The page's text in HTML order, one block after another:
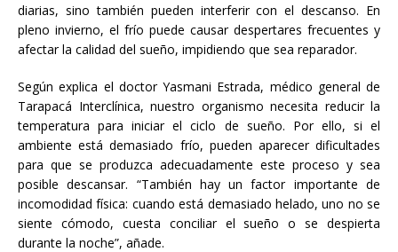
diarias, sino también pueden interferir con el descanso. En
pleno invierno, el frío puede causar despertares frecuentes y
afectar la calidad del sueño, impidiendo que sea reparador.
Según explica el doctor Yasmani Estrada, médico general de
Tarapacá Interclínica, nuestro organismo necesita reducir la
temperatura para iniciar el ciclo de sueño. Por ello, si el
ambiente está demasiado frío, pueden aparecer dificultades
para que se produzca adecuadamente este proceso y sea
posible descansar. “También hay un factor importante de
incomodidad física: cuando está demasiado helado, uno no se
siente cómodo, cuesta conciliar el sueño o se despierta
durante la noche”, añade.